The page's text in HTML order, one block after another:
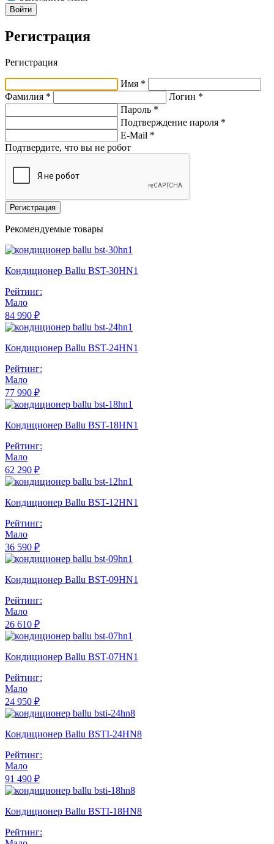
Войти
Регистрация
Регистрация
Имя *
Фамилия *
Логин *
Пароль *
Подтверждение пароля *
E-Mail *
Подтвердите, что вы не робот
Регистрация
Рекомендуемые товары
Кондиционер Ballu BST-30HN1
Рейтинг:
Мало
84 990 ₽
Кондиционер Ballu BST-24HN1
Рейтинг:
Мало
77 990 ₽
Кондиционер Ballu BST-18HN1
Рейтинг:
Мало
62 290 ₽
Кондиционер Ballu BST-12HN1
Рейтинг:
Мало
36 590 ₽
Кондиционер Ballu BST-09HN1
Рейтинг:
Мало
26 610 ₽
Кондиционер Ballu BST-07HN1
Рейтинг:
Мало
24 950 ₽
Кондиционер Ballu BSTI-24HN8
Рейтинг:
Мало
91 490 ₽
Кондиционер Ballu BSTI-18HN8
Рейтинг: